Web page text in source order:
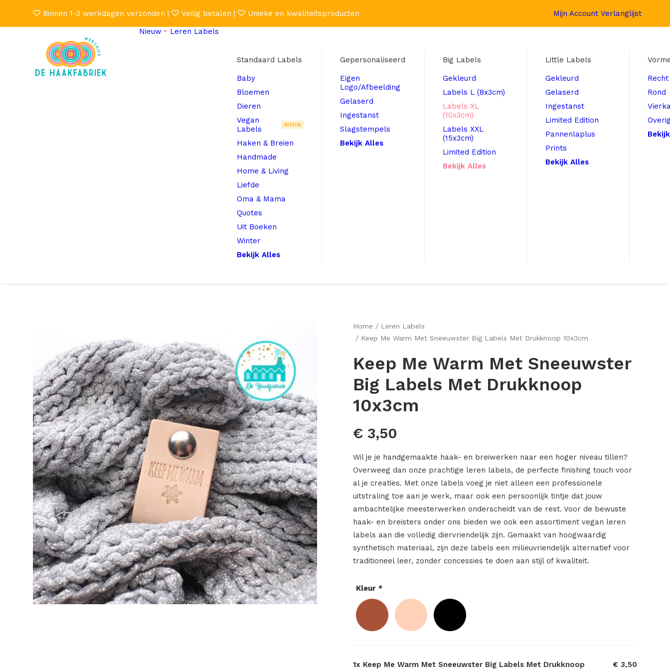
Binnen 1-3 werkdagen verzonden | Veilig betalen | Unieke en kwaliteitsproducten Mijn Account Verlanglijst
Nieuw
Leren Labels
Standaard Labels
Baby
Bloemen
Dieren
Vegan
Labels
NIEUW
Haken & Breien
Handmade
Home & Living
Liefde
Oma & Mama
Quotes
Uit Boeken
Winter
Bekijk Alles
Gepersonaliseerd
Eigen
Logo/Afbeelding
Gelaserd
Ingestanst
Slagstempels
Bekijk Alles
Big Labels
Gekleurd
Labels L (8x3cm)
Labels XL
(10x3cm)
Labels XXL
(15x3cm)
Limited Edition
Bekijk Alles
Little Labels
Gekleurd
Gelaserd
Ingestanst
Limited Edition
Pannenlaplus
Prints
Bekijk Alles
Recht
Rond
Home
Leren Labels
Keep Me Warm Met Sneeuwster Big Labels Met Drukknoop 10x3cm
Keep Me Warm Met Sneeuwster
Big Labels Met Drukknoop
10x3cm
€ 3,50
Wil je je handgemaakte haak- en breiwerken naar een hoger niveau tillen?
Overweeg dan onze prachtige leren labels, de perfecte finishing touch voor
al je creaties. Met onze labels voeg je niet alleen een professionele
uitstraling toe aan je werk, maar ook een persoonlijk tintje dat jouw
ambachtelijke meesterwerken onderscheidt van de rest. Voor de bewuste
haak- en breisters onder ons bieden we ook een assortiment vegan leren
labels aan die volledig diervriendelijk zijn. Gemaakt van hoogwaardig
synthetisch materiaal, zijn deze labels een milieuvriendelijk alternatief voor
traditioneel leer, zonder concessies te doen aan stijl of kwaliteit.
Kleur *
1x Keep Me Warm Met Sneeuwster Big Labels Met Drukknoop
€ 3,50